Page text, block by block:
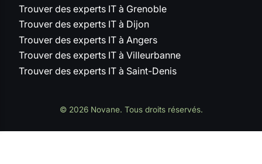
Trouver des experts IT à Grenoble
Trouver des experts IT à Dijon
Trouver des experts IT à Angers
Trouver des experts IT à Villeurbanne
Trouver des experts IT à Saint-Denis
© 2026 Novane. Tous droits réservés.